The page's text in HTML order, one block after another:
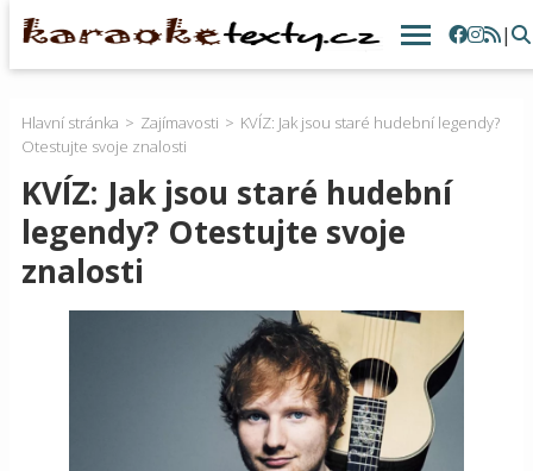
|
Hlavní stránka Zajímavosti
KVÍZ: Jak jsou staré hudební legendy?
Otestujte svoje znalosti
KVÍZ: Jak jsou staré hudební
legendy? Otestujte svoje
znalosti